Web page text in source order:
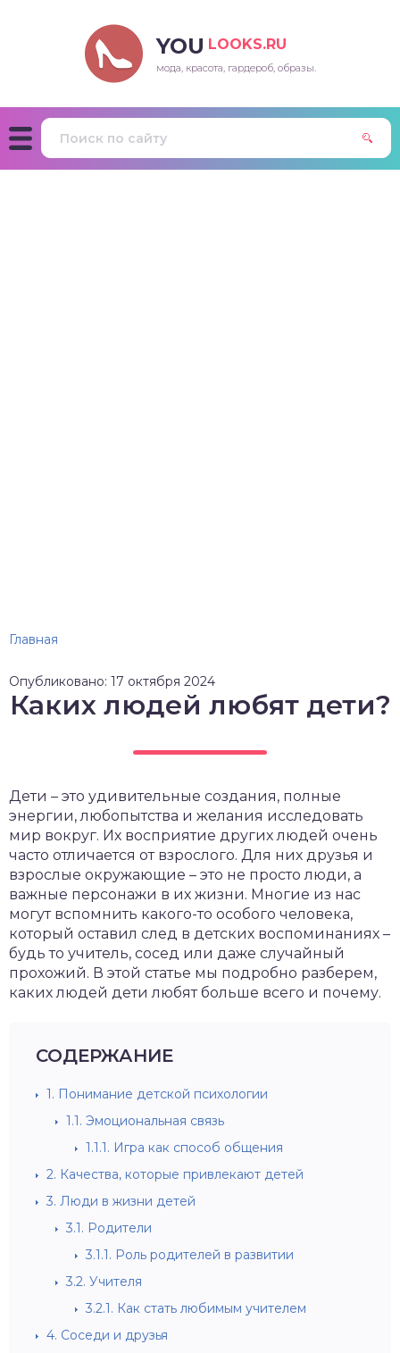
YOU LOOKS.RU
мода, красота, гардероб, образы.
Главная
Опубликовано: 17 октября 2024
Каких людей любят дети?
Дети – это удивительные создания, полные
энергии, любопытства и желания исследовать
мир вокруг. Их восприятие других людей очень
часто отличается от взрослого. Для них друзья и
взрослые окружающие – это не просто люди, а
важные персонажи в их жизни. Многие из нас
могут вспомнить какого-то особого человека,
который оставил след в детских воспоминаниях –
будь то учитель, сосед или даже случайный
прохожий. В этой статье мы подробно разберем,
каких людей дети любят больше всего и почему.
СОДЕРЖАНИЕ
1. Понимание детской психологии
1.1. Эмоциональная связь
1.1.1. Игра как способ общения
2. Качества, которые привлекают детей
3. Люди в жизни детей
3.1. Родители
3.1.1. Роль родителей в развитии
3.2. Учителя
3.2.1. Как стать любимым учителем
4. Соседи и друзья